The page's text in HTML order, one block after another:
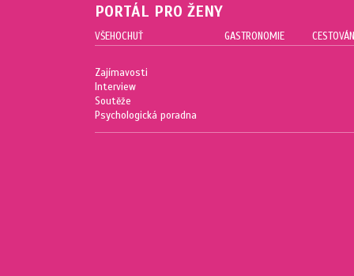
PORTÁL PRO ŽENY
VŠEHOCHUŤ
Zajímavosti
Interview
Soutěže
Psychologická poradna
GASTRONOMIE